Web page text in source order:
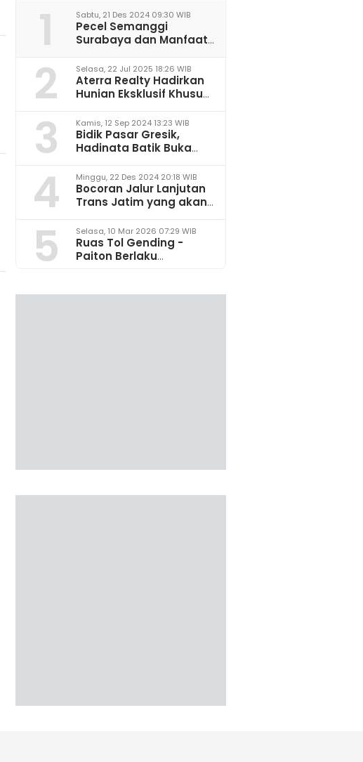
1 Sabtu, 21 Des 2024 09:30 WIB
Pecel Semanggi
Surabaya dan Manfaat
Saraf
2 Selasa, 22 Jul 2025 18:26 WIB
Aterra Realty Hadirkan
Hunian Eksklusif Khusus
Malang
3 Kamis, 12 Sep 2024 13:23 WIB
Bidik Pasar Gresik,
Hadinata Batik Buka
4 Minggu, 22 Des 2024 20:18 WIB
Bocoran Jalur Lanjutan
Trans Jatim yang akan
2025
5 Selasa, 10 Mar 2026 07:29 WIB
Ruas Tol Gending -
Paiton Berlaku